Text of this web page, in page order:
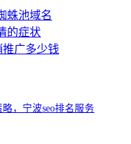
蛛池域名
的症状
推广多少钱
，宁波seo排名服务